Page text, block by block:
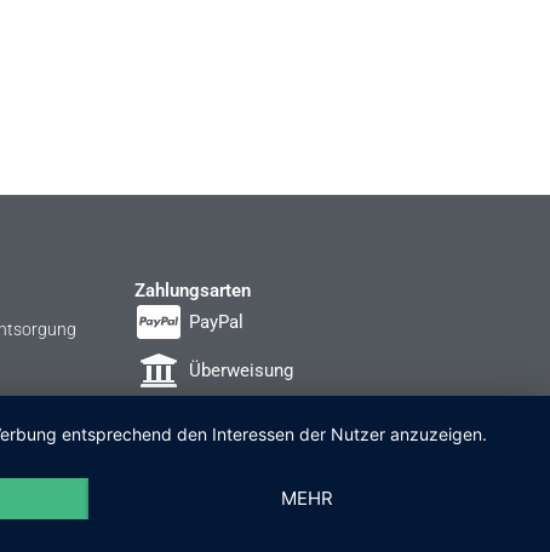
Zahlungsarten
PayPal
Überweisung
entsprechend den Interessen der Nutzer anzuzeigen.
MEHR